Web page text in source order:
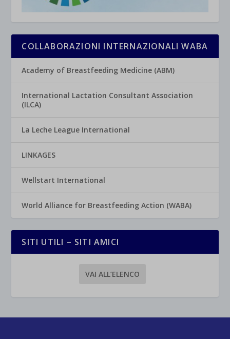
COLLABORAZIONI INTERNAZIONALI WABA
Academy of Breastfeeding Medicine (ABM)
International Lactation Consultant Association
(ILCA)
La Leche League International
LINKAGES
Wellstart International
World Alliance for Breastfeeding Action (WABA)
SITI UTILI – SITI AMICI
VAI ALL’ELENCO